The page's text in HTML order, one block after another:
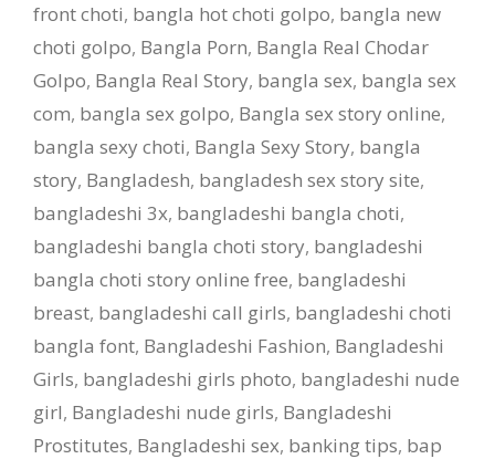
front choti, bangla hot choti golpo, bangla new
choti golpo, Bangla Porn, Bangla Real Chodar
Golpo, Bangla Real Story, bangla sex, bangla sex
com, bangla sex golpo, Bangla sex story online,
bangla sexy choti, Bangla Sexy Story, bangla
story, Bangladesh, bangladesh sex story site,
bangladeshi 3x, bangladeshi bangla choti,
bangladeshi bangla choti story, bangladeshi
bangla choti story online free, bangladeshi
breast, bangladeshi call girls, bangladeshi choti
bangla font, Bangladeshi Fashion, Bangladeshi
Girls, bangladeshi girls photo, bangladeshi nude
girl, Bangladeshi nude girls, Bangladeshi
Prostitutes, Bangladeshi sex, banking tips, bap